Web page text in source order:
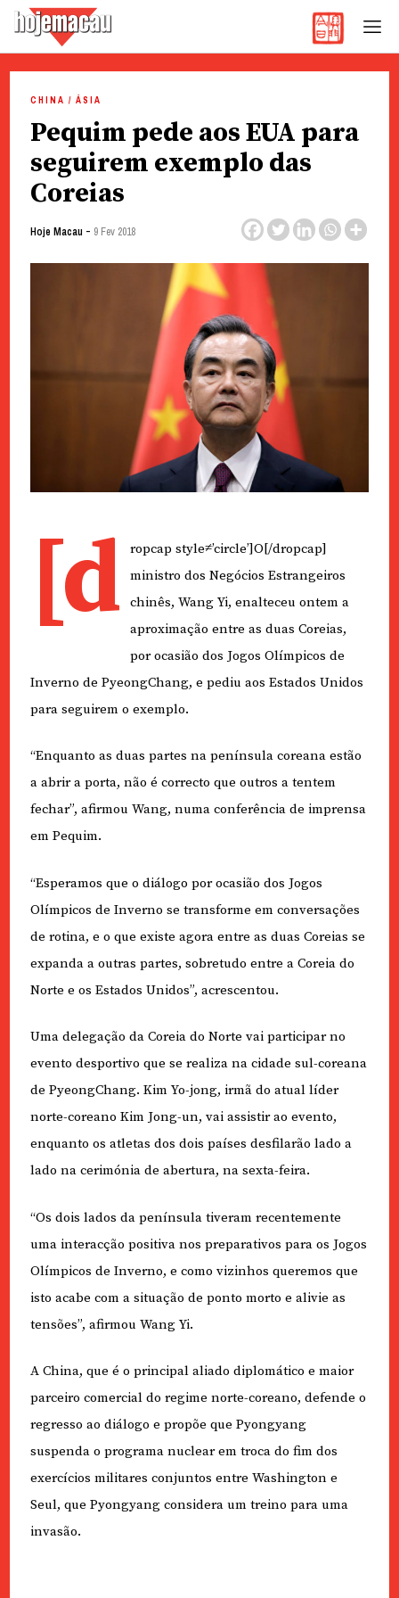
content
CHINA / ÁSIA
Pequim pede aos EUA para
seguirem exemplo das
Coreias
Hoje Macau - 9 Fev 2018
[d
ropcap style≠’circle’]O[/dropcap]
ministro dos Negócios Estrangeiros
chinês, Wang Yi, enalteceu ontem a
aproximação entre as duas Coreias,
por ocasião dos Jogos Olímpicos de
Inverno de PyeongChang, e pediu aos Estados Unidos
para seguirem o exemplo.
“Enquanto as duas partes na península coreana estão
a abrir a porta, não é correcto que outros a tentem
fechar”, afirmou Wang, numa conferência de imprensa
em Pequim.
“Esperamos que o diálogo por ocasião dos Jogos
Olímpicos de Inverno se transforme em conversações
de rotina, e o que existe agora entre as duas Coreias se
expanda a outras partes, sobretudo entre a Coreia do
Norte e os Estados Unidos”, acrescentou.
Uma delegação da Coreia do Norte vai participar no
evento desportivo que se realiza na cidade sul-coreana
de PyeongChang. Kim Yo-jong, irmã do atual líder
norte-coreano Kim Jong-un, vai assistir ao evento,
enquanto os atletas dos dois países desfilarão lado a
lado na cerimónia de abertura, na sexta-feira.
“Os dois lados da península tiveram recentemente
uma interacção positiva nos preparativos para os Jogos
Olímpicos de Inverno, e como vizinhos queremos que
isto acabe com a situação de ponto morto e alivie as
tensões”, afirmou Wang Yi.
A China, que é o principal aliado diplomático e maior
parceiro comercial do regime norte-coreano, defende o
regresso ao diálogo e propõe que Pyongyang
suspenda o programa nuclear em troca do fim dos
exercícios militares conjuntos entre Washington e
Seul, que Pyongyang considera um treino para uma
invasão.